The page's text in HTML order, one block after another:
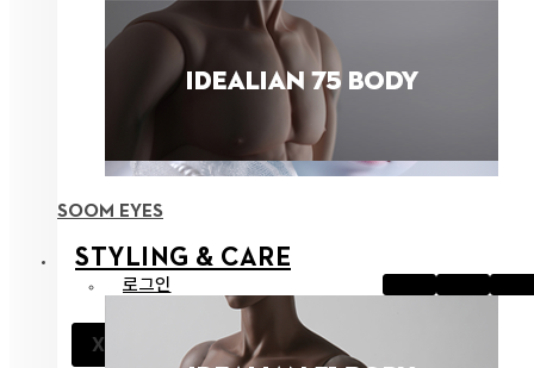
SOOM EYES
STYLING & CARE
로그인
X